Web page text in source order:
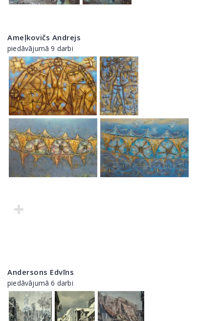
Ameļkovičs Andrejs
piedāvājumā 9 darbi
Andersons Edvīns
piedāvājumā 6 darbi